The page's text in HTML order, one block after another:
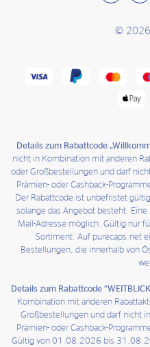
© 2026
Details zum Rabattcode
nicht in Kombination mit anderen
oder Großbestellungen und darf
Prämien- oder Cashback-
Der Rabattcode ist unbefristet
solange das Angebot besteht.
Mail-Adresse möglich. Gültig nur
Sortiment. Auf purecaps.net
Bestellungen, die innerhalb von
Details zum Rabattcode
Kombination mit anderen
Großbestellungen und darf nicht
Prämien- oder Cashback-
Gültig von 01.08.2026 bis